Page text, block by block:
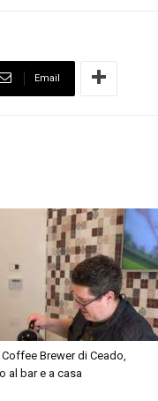
Email
Brewer di Ceado,
al bar e a casa